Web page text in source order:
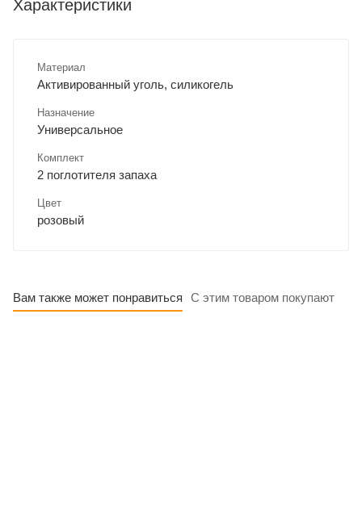
Характеристики
Материал
Активированный уголь, силикогель
Назначение
Универсальное
Комплект
2 поглотителя запаха
Цвет
розовый
Вам также может понравиться С этим товаром покупают